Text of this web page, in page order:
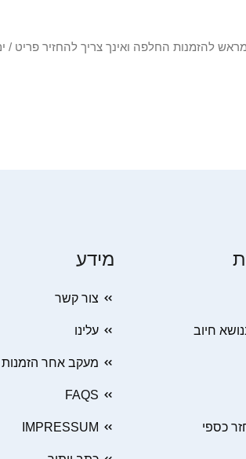
/ פגום, אנו נפתור מראש להזמנות החלפה ואינך צריך
חיוב
כספי
מידע
צור קשר
עלינו
מעקב אחר הזמנות
FAQS
IMPRESSUM